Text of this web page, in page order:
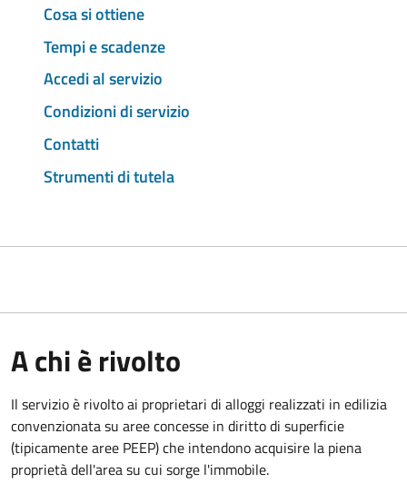
Cosa si ottiene
Tempi e scadenze
Accedi al servizio
Condizioni di servizio
Contatti
Strumenti di tutela
A chi è rivolto
Il servizio è rivolto ai proprietari di alloggi realizzati in edilizia
convenzionata su aree concesse in diritto di superficie
(tipicamente aree PEEP) che intendono acquisire la piena
proprietà dell'area su cui sorge l'immobile.